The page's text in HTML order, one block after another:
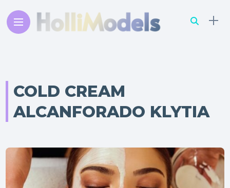
COLD CREAM
ALCANFORADO KLYTIA